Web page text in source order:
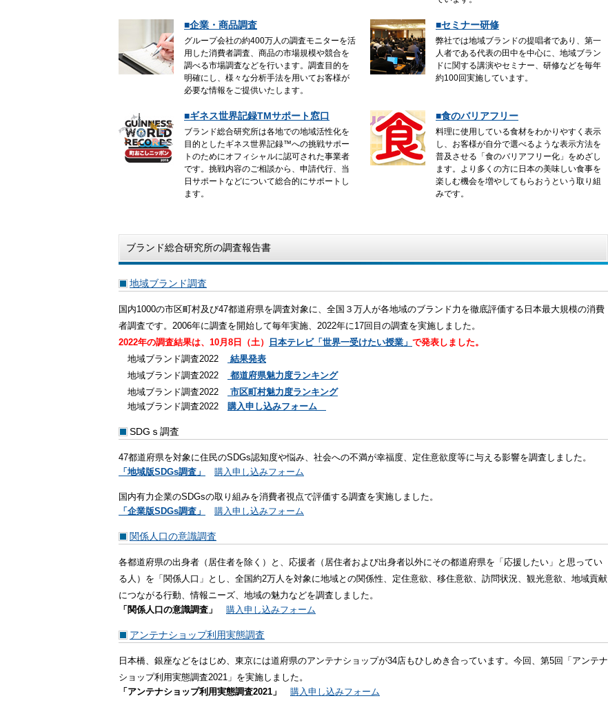
■企業・商品調査
グループ会社の約400万人の調査モニターを活
用した消費者調査、商品の市場規模や競合を
調べる市場調査などを行います。調査目的を
明確にし、様々な分析手法を用いてお客様が
必要な情報をご提供いたします。
■セミナー研修
弊社では地域ブランドの提唱者であり、第一
人者である代表の田中を中心に、地域ブラン
ドに関する講演やセミナー、研修などを毎年
約100回実施しています。
■ギネス世界記録TMサポート窓口
ブランド総合研究所は各地での地域活性化を
目的としたギネス世界記録™への挑戦サポー
トのためにオフィシャルに認可された事業者
です。 挑戦内容のご相談から、申請代行、 当
日サポートなどについて総合的にサポートし
ます。
■食のバリアフリー
料理に使用している食材をわかりやすく表示
し、お客様が自分で選べるような表示方法を
普及させる「食のバリアフリー化」をめざし
ます。より多くの方に日本の美味しい食事を
楽しむ機会を増やしてもらおうという取り組
みです。
ブランド総合研究所の調査報告書
地域ブランド調査
国内1000の市区町村及び47都道府県を調査対象に、全国３万人が各地域のブランド力を徹底評価する日本最大規模の消費
者調査です。2006年に調査を開始して毎年実施、2022年に17回目の調査を実施しました。
2022年の調査結果は、10月8日（土）
日本テレビ「世界一受けたい授業」 で発表しました。
地域ブランド調査2022
結果発表
地域ブランド調査2022
都道府県魅力度ランキング
地域ブランド調査2022
市区町村魅力度ランキング
地域ブランド調査2022 購入申し込みフォーム
SDGｓ調査
47都道府県を対象に住民のSDGs認知度や悩み、社会への不満が幸福度、定住意欲度等に与える影響を調査しました。
「地域版SDGs調査」
購入申し込みフォーム
国内有力企業のSDGsの取り組みを消費者視点で評価する調査を実施しました。
「企業版SDGs調査」
購入申し込みフォーム
関係人口の意識調査
各都道府県の出身者（居住者を除く）と、応援者（居住者および出身者以外にその都道府県を「応援したい」と思ってい
る人）を「関係人口」とし、全国約2万人を対象に地域との関係性、定住意欲、移住意欲、訪問状況、観光意欲、地域貢献
につながる行動、情報ニーズ、地域の魅力などを調査しました。
「関係人口の意識調査」
購入申し込みフォーム
アンテナショップ利用実態調査
日本橋、銀座などをはじめ、東京には道府県のアンテナショップが34店もひしめき合っています。今回、第5回「アンテナ
ショップ利用実態調査2021」を実施しました。
「アンテナショップ利用実態調査2021」
購入申し込みフォーム